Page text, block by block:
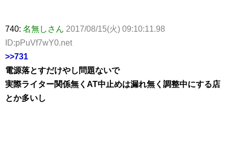
740: 名無しさん 2017/08/15(火) 09:10:11.98
ID:pPuVf7wY0.net
>>731
電源落とすだけやし問題ないで
実際ライター関係無くAT中止めは漏れ無く調整中にする店
とか多いし